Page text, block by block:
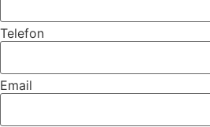
Telefon
Email